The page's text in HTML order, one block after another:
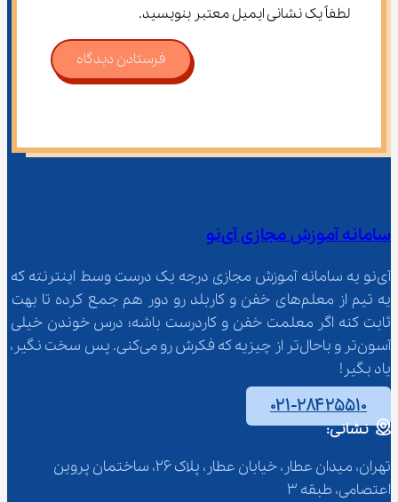
لطفاً یک نشانی ایمیل معتبر بنویسید.
فرستادن دیدگاه
سامانه آموزش مجازی آی‌نو
آی‌نو یه سامانه آموزش مجازی درجه یک درست وسط اینترنته که
یه تیم از معلم‌‌های خفن و کاربلد رو دور هم جمع کرده تا بهت
ثابت کنه اگر معلمت خفن و کاردرست باشه؛ درس خوندن خیلی
آسون‌تر و باحال‌تر از چیزیه که فکرش رو می‌کنی. پس سخت نگیر،
یاد بگیر!
۰۲۱-۲۸۴۲۵۵۱۰
نشانی:
تهران، میدان عطار، خیابان عطار، پلاک 26، ساختمان پروین
اعتصامی، طبقه 3